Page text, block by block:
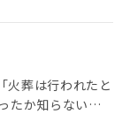
葬は行われたと
たか知らない」